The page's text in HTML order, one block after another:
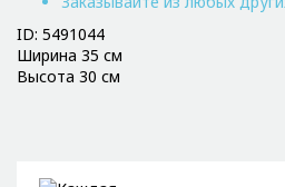
ID: 5491044
Ширина 35 см
Высота 30 см